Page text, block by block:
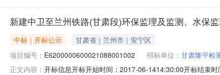
新建中卫至兰州铁路(甘肃段)环保监理及监测、水保
中标｜开标公示
甘肃省｜兰州市｜安宁区
项目编号： E6200000600021088001002 招标单位： 甘肃隆宇检
正文内容： 开标信息开标开始时间：2017-06-1414:30:00开标结束